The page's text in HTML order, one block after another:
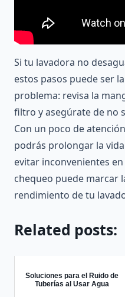
Si tu lavadora no
estos pasos puede ser
problema: revisa la
filtro y asegúrate de no
Con un poco de
podrás prolongar la
evitar inconvenientes
chequeo puede marcar
rendimiento de tu
Related posts:
Soluciones para el Ruido de
Tuberías al Usar Agua